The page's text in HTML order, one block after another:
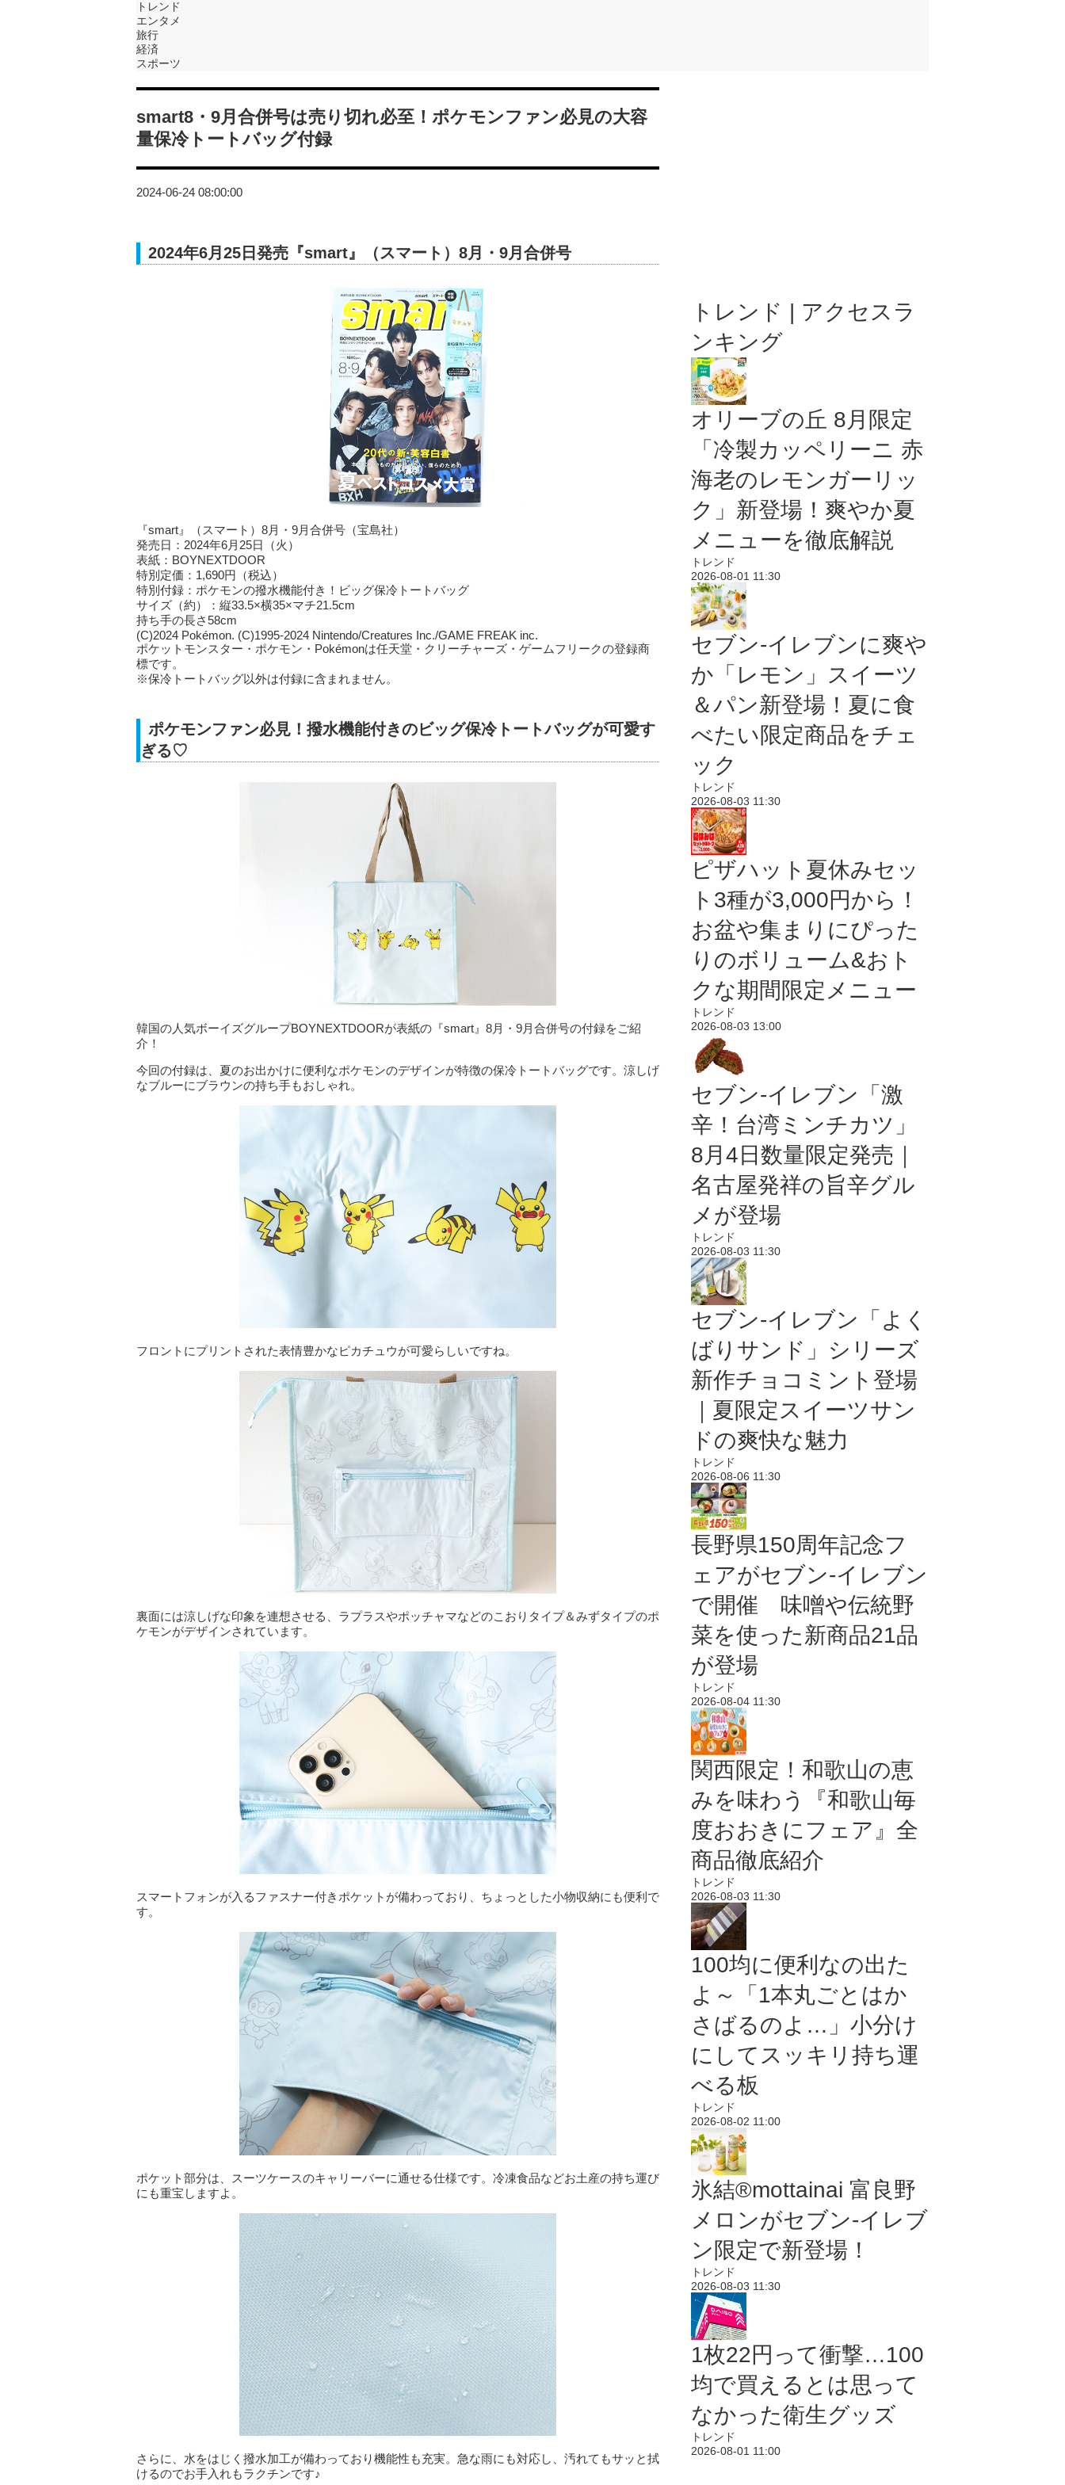
トレンド
エンタメ
旅行
経済
スポーツ
smart8・9月合併号は売り切れ必至！ポケモンファン必見の大容
量保冷トートバッグ付録
2024-06-24 08:00:00
2024年6月25日発売『smart』（スマート）8月・9月合併号
『smart』（スマート）8月・9月合併号（宝島社）
発売日：2024年6月25日（火）
表紙：BOYNEXTDOOR
特別定価：1,690円（税込）
特別付録：ポケモンの撥水機能付き！ビッグ保冷トートバッグ
サイズ（約）：縦33.5×横35×マチ21.5cm
持ち手の長さ58cm
(C)2024 Pokémon. (C)1995-2024 Nintendo/Creatures Inc./GAME FREAK inc.
ポケットモンスター・ポケモン・Pokémonは任天堂・クリーチャーズ・ゲームフリークの登録商
標です。
※保冷トートバッグ以外は付録に含まれません。
ポケモンファン必見！撥水機能付きのビッグ保冷トートバッグが可愛す
ぎる♡
韓国の人気ボーイズグループBOYNEXTDOORが表紙の『smart』8月・9月合併号の付録をご紹
介！
今回の付録は、夏のお出かけに便利なポケモンのデザインが特徴の保冷トートバッグです。涼しげ
なブルーにブラウンの持ち手もおしゃれ。
フロントにプリントされた表情豊かなピカチュウが可愛らしいですね。
裏面には涼しげな印象を連想させる、ラプラスやポッチャマなどのこおりタイプ＆みずタイプのポ
ケモンがデザインされています。
スマートフォンが入るファスナー付きポケットが備わっており、ちょっとした小物収納にも便利で
す。
ポケット部分は、スーツケースのキャリーバーに通せる仕様です。冷凍食品などお土産の持ち運び
にも重宝しますよ。
さらに、水をはじく撥水加工が備わっており機能性も充実。急な雨にも対応し、汚れてもサッと拭
けるのでお手入れもラクチンです♪
トレンド | アクセスラ
ンキング
オリーブの丘 8月限定
「冷製カッペリーニ 赤
海老のレモンガーリッ
ク」新登場！爽やか夏
メニューを徹底解説
トレンド
2026-08-01 11:30
セブン‐イレブンに爽や
か「レモン」スイーツ
＆パン新登場！夏に食
べたい限定商品をチェ
ック
トレンド
2026-08-03 11:30
ピザハット夏休みセッ
ト3種が3,000円から！
お盆や集まりにぴった
りのボリューム&おト
クな期間限定メニュー
トレンド
2026-08-03 13:00
セブン-イレブン「激
辛！台湾ミンチカツ」
8月4日数量限定発売｜
名古屋発祥の旨辛グル
メが登場
トレンド
2026-08-03 11:30
セブン‐イレブン「よく
ばりサンド」シリーズ
新作チョコミント登場
｜夏限定スイーツサン
ドの爽快な魅力
トレンド
2026-08-06 11:30
長野県150周年記念フ
ェアがセブン-イレブン
で開催 味噌や伝統野
菜を使った新商品21品
が登場
トレンド
2026-08-04 11:30
関西限定！和歌山の恵
みを味わう『和歌山毎
度おおきにフェア』全
商品徹底紹介
トレンド
2026-08-03 11:30
100均に便利なの出た
よ～「1本丸ごとはか
さばるのよ…」小分け
にしてスッキリ持ち運
べる板
トレンド
2026-08-02 11:00
氷結®mottainai 富良野
メロンがセブン‐イレブ
ン限定で新登場！
トレンド
2026-08-03 11:30
1枚22円って衝撃…100
均で買えるとは思って
なかった衛生グッズ
トレンド
2026-08-01 11:00